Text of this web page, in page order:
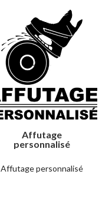
Affutage
personnalisé
Affutage personnalisé